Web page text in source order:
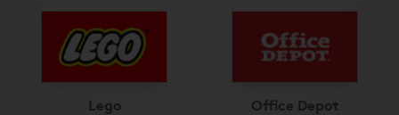
Lego Office Depot